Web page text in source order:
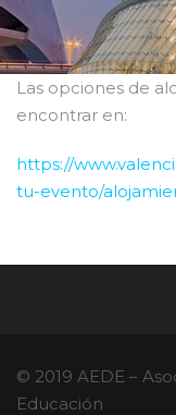
Las opciones de
encontrar en:
https://
tu-evento/
© 2019 AEDE –
Educación